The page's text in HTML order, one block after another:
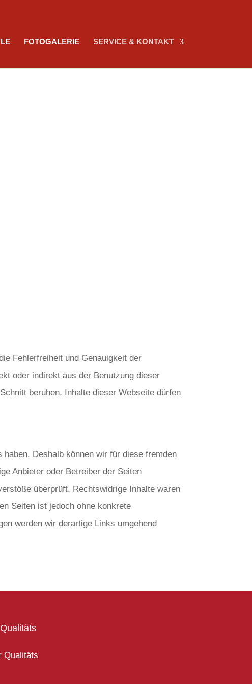
FOTOGALERIE SERVICE & KONTAKT
Fehlerfreiheit und Genauigkeit der
oder indirekt aus der Benutzung dieser
beruhen. Inhalte dieser Webseite dürfen
Deshalb können wir für diese fremden
Anbieter oder Betreiber der Seiten
überprüft. Rechtswidrige Inhalte waren
Seiten ist jedoch ohne konkrete
werden wir derartige Links umgehend